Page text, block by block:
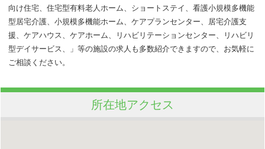
向け住宅、住宅型有料老人ホーム、ショートステイ、看護小規模多機能
型居宅介護、小規模多機能ホーム、ケアプランセンター、居宅介護支
援、ケアハウス、ケアホーム、リハビリテーションセンター、リハビリ
型デイサービス、」等の施設の求人も多数紹介できますので、お気軽に
ご相談ください。
所在地アクセス